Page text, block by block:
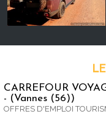
CARREFOUR
- (Vannes (56))
OFFRES D'EMPLOI